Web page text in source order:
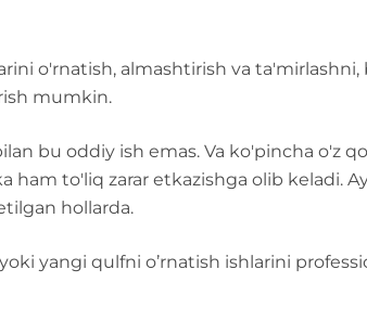
o'rnatish, almashtirish va
mumkin.
bu oddiy ish emas. Va ko'pincha o'z
to'liq zarar etkazishga olib keladi.
hollarda.
yangi qulfni o’rnatish ishlarini